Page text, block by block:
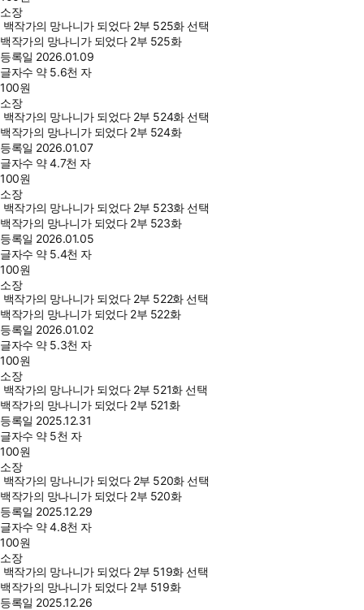
소장
백작가의 망나니가 되었다 2부 525화 선택
백작가의 망나니가 되었다 2부 525화
등록일 2026.01.09
글자수 약 5.6천 자
100원
소장
백작가의 망나니가 되었다 2부 524화 선택
백작가의 망나니가 되었다 2부 524화
등록일 2026.01.07
글자수 약 4.7천 자
100원
소장
백작가의 망나니가 되었다 2부 523화 선택
백작가의 망나니가 되었다 2부 523화
등록일 2026.01.05
글자수 약 5.4천 자
100원
소장
백작가의 망나니가 되었다 2부 522화 선택
백작가의 망나니가 되었다 2부 522화
등록일 2026.01.02
글자수 약 5.3천 자
100원
소장
백작가의 망나니가 되었다 2부 521화 선택
백작가의 망나니가 되었다 2부 521화
등록일 2025.12.31
글자수 약 5천 자
100원
소장
백작가의 망나니가 되었다 2부 520화 선택
백작가의 망나니가 되었다 2부 520화
등록일 2025.12.29
글자수 약 4.8천 자
100원
소장
백작가의 망나니가 되었다 2부 519화 선택
백작가의 망나니가 되었다 2부 519화
등록일 2025.12.26